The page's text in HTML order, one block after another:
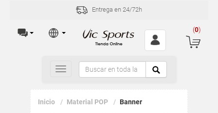
Entrega en 24/72h
(0)
Toggle
navigation
Inicio Material POP Banner